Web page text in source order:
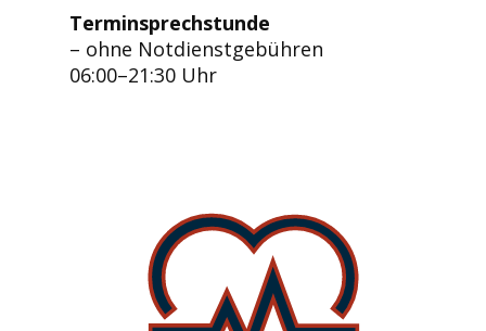
Terminsprechstunde
– ohne Notdienstgebühren
06:00–21:30 Uhr